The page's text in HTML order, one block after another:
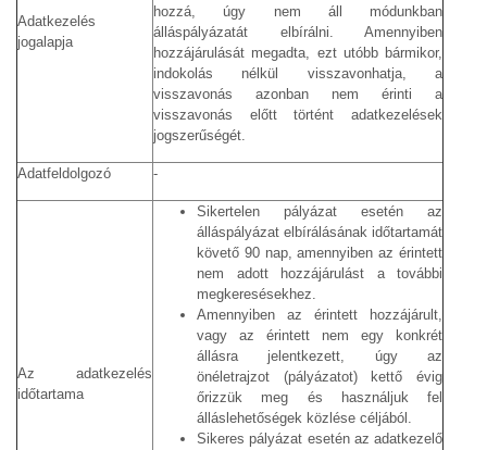
Adatkezelés
jogalapja
hozzá, úgy nem áll módunkban
álláspályázatát elbírálni. Amennyiben
hozzájárulását megadta, ezt utóbb bármikor,
indokolás nélkül visszavonhatja, a
visszavonás azonban nem érinti a
visszavonás előtt történt adatkezelések
jogszerűségét.
Adatfeldolgozó -
Az adatkezelés
időtartama
Sikertelen pályázat esetén az
álláspályázat elbírálásának időtartamát
követő 90 nap, amennyiben az érintett
nem adott hozzájárulást a további
megkeresésekhez.
Amennyiben az érintett hozzájárult,
vagy az érintett nem egy konkrét
állásra jelentkezett, úgy az
önéletrajzot (pályázatot) kettő évig
őrizzük meg és használjuk fel
álláslehetőségek közlése céljából.
Sikeres pályázat esetén az adatkezelő